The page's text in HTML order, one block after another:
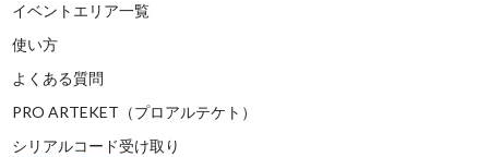
イベントエリア一覧
使い方
よくある質問
PRO ARTEKET（プロアルテケト）
シリアルコード受け取り